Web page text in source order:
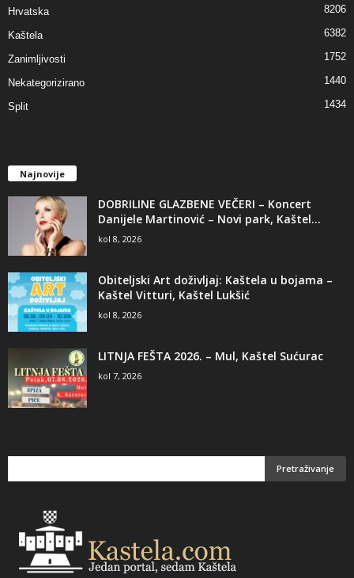
Hrvatska 8206
Kaštela 6382
Zanimljivosti 1752
Nekategorizirano 1440
Split 1434
Najnovije
DOBRILINE GLAZBENE VEČERI – Koncert
Danijele Martinović – Novi park, Kaštel...
kol 8, 2026
Obiteljski Art doživljaj: Kaštela u bojama –
Kaštel Vitturi, Kaštel Lukšić
kol 8, 2026
LITNJA FEŠTA 2026. – Mul, Kaštel Sućurac
kol 7, 2026